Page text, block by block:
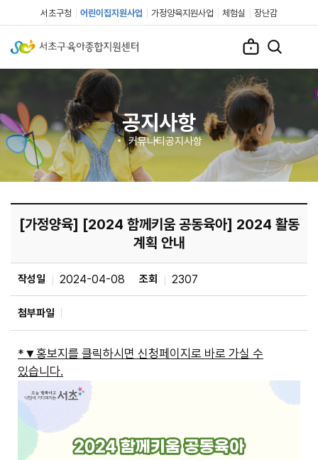
서초구청 어린이집지원사업 가정양육지원사업 체험실 장난감
공지사항
커뮤니티공지사항
[가정양육] [2024 함께키움 공동육아] 2024 활동
계획 안내
작성일 2024-04-08 조회 2307
첨부파일
*▼홍보지를 클릭하시면 신청페이지로 바로 가실 수
있습니다.